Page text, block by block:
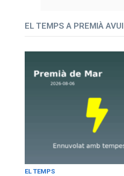
EL TEMPS A PREMIÀ AVUI
EL TEMPS